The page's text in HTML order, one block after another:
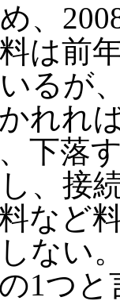
、
は前
るが
れれ
下落
、接
など
ない
1つ